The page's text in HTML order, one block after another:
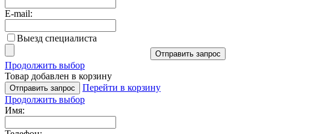
E-mail:
Выезд специалиста
Отправить запрос
Продолжить выбор
Товар добавлен в корзину
Отправить запрос
Перейти в корзину
Продолжить выбор
Имя: